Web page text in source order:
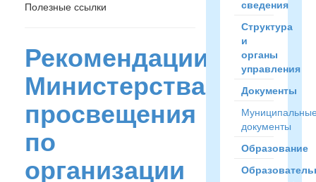
Полезные ссылки
Рекомендации
Министерства
просвещения
по
организации
сведения
Структура
и
органы
управления
Документы
документы
Образование